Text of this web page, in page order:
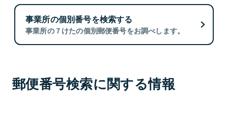
事業所の個別番号を検索する
事業所の７けたの個別郵便番号をお調べします。
郵便番号検索に関する情報